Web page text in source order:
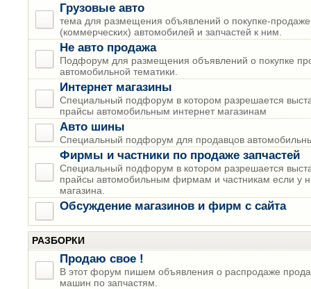
Грузовые авто
тема для размещения объявлений о покупке-продаже
(коммерческих) автомобилей и запчастей к ним.
Не авто продажа
Подфорум для размещения объявлений о покупке
автомобильной тематики.
Интернет магазины
Специальный подфорум в котором разрешается
прайсы автомобильным интернет магазинам
Авто шины
Специальный подфорум для продавцов
Фирмы и частники по продаже запчастей
Специальный подфорум в котором разрешается
прайсы автомобильным фирмам и частникам если у
магазина.
Обсуждение магазинов и фирм с сайта
РАЗБОРКИ
Продаю свое !
В этот форум пишем объявления о распродаже
машин по запчастям.